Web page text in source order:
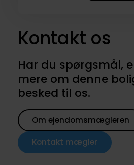
Kontakt os
Har du spørgsmål,
mere om denne
besked til os.
Om ejendomsmægleren
Kontakt mægler